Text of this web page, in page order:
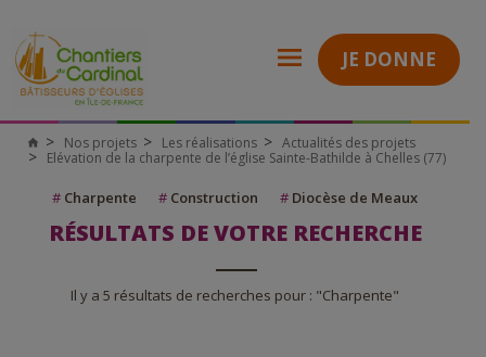
JE DONNE
Nos projets Les réalisations
Actualités des projets
Elévation de la charpente de l’église Sainte-Bathilde à Chelles (77)
# Charpente # Construction # Diocèse de Meaux
RÉSULTATS DE VOTRE RECHERCHE
Il y a 5 résultats de recherches pour : "Charpente"